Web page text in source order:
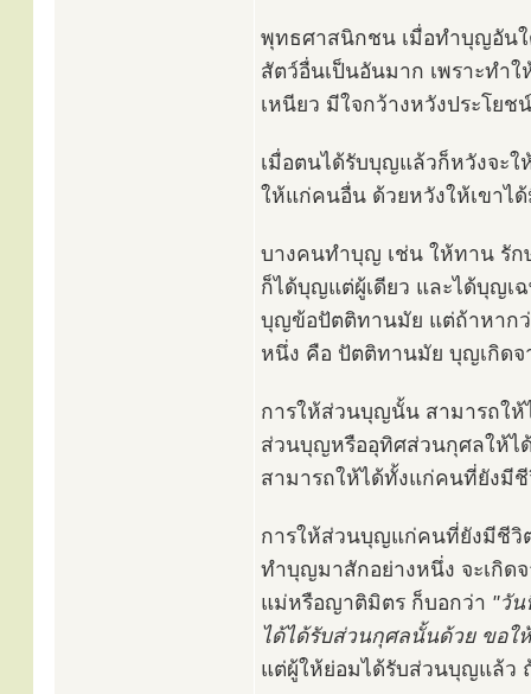
พุทธศาสนิกชน เมื่อทำบุญอัน
สัตว์อื่นเป็นอันมาก เพราะทำ
เหนียว มีใจกว้างหวังประโย
เมื่อตนได้รับบุญแล้วก็หวังจะ
ให้แก่คนอื่น ด้วยหวังให้เขาไ
บางคนทำบุญ เช่น ให้ทาน รั
ก็ได้บุญแต่ผู้เดียว และได้บุญเ
บุญข้อปัตติทานมัย แต่ถ้าหาก
หนึ่ง คือ ปัตติทานมัย บุญเกิด
การให้ส่วนบุญนั้น สามารถให้
ส่วนบุญหรืออุทิศส่วนกุศลให้ไ
สามารถให้ได้ทั้งแก่คนที่ยังมี
การให้ส่วนบุญแก่คนที่ยังมีชีวิ
ทำบุญมาสักอย่างหนึ่ง จะเกิด
แม่หรือญาติมิตร ก็บอกว่า "วัน
ได้ได้รับส่วนกุศลนั้นด้วย ขอใ
แต่ผู้ให้ย่อมได้รับส่วนบุญแล้ว